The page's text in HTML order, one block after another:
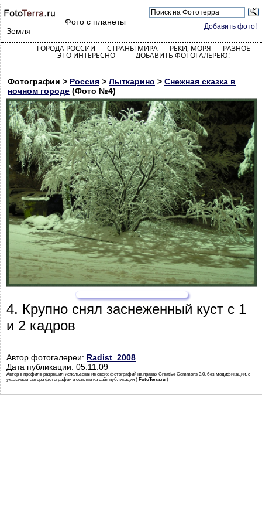
Добавить фото!
Фото с планеты
Земля
ГОРОДА РОССИИ СТРАНЫ МИРА РЕКИ, МОРЯ РАЗНОЕ
ЭТО ИНТЕРЕСНО ДОБАВИТЬ ФОТОГАЛЕРЕЮ!
Фотографии > Россия > Лыткарино > Снежная сказка в
ночном городе (Фото №4)
4. Крупно снял заснеженный куст с 1
и 2 кадров
Автор фотогалереи: Radist_2008
Дата публикации: 05.11.09
Автор в профиле разрешил использование своих фотографий на правах Creative Commons 3.0, без модификации, с
указанием автора фотографии и ссылки на сайт публикации ( FotoTerra.ru )